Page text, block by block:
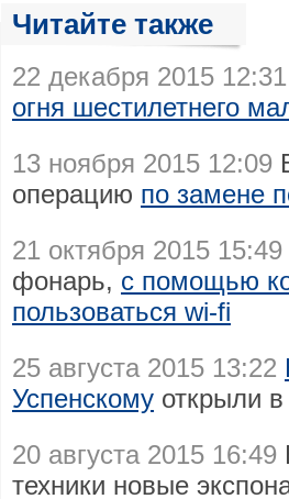
Читайте также
22 декабря 2015 12:31
огня шестилетнего
13 ноября 2015 12:09
операцию по замене
21 октября 2015 15:49
фонарь, с помощью
пользоваться wi-fi
25 августа 2015 13:22
Успенскому открыли
20 августа 2015 16:49
техники новые